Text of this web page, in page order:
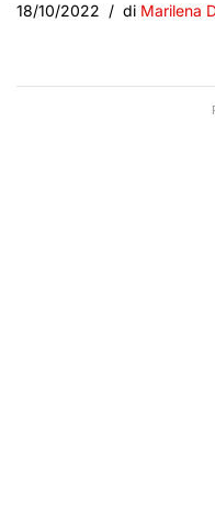
18/10/2022 di Marilena